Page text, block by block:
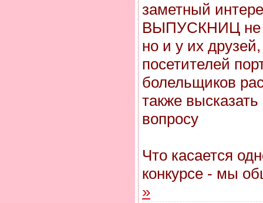
заметный
ВЫПУСКНИЦ не
но и у их
посетителей
болельщиков
также
вопросу
Что касается
конкурсе - мы
»